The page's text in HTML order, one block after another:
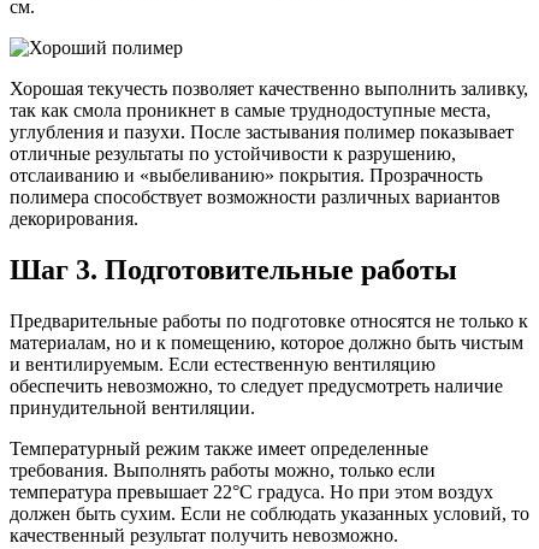
см.
Хорошая текучесть позволяет качественно выполнить заливку,
так как смола проникнет в самые труднодоступные места,
углубления и пазухи. После застывания полимер показывает
отличные результаты по устойчивости к разрушению,
отслаиванию и «выбеливанию» покрытия. Прозрачность
полимера способствует возможности различных вариантов
декорирования.
Шаг 3. Подготовительные работы
Предварительные работы по подготовке относятся не только к
материалам, но и к помещению, которое должно быть чистым
и вентилируемым. Если естественную вентиляцию
обеспечить невозможно, то следует предусмотреть наличие
принудительной вентиляции.
Температурный режим также имеет определенные
требования. Выполнять работы можно, только если
температура превышает 22°C градуса. Но при этом воздух
должен быть сухим. Если не соблюдать указанных условий, то
качественный результат получить невозможно.